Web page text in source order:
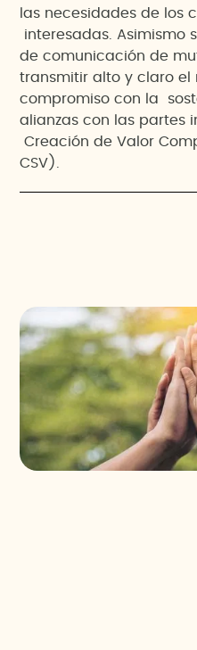
las necesidades de los
interesadas. Asimismo
de comunicación de
transmitir alto y claro el
compromiso con la
alianzas con las partes
Creación de Valor
CSV).